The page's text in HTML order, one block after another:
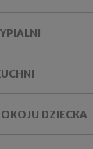
DZIECKA